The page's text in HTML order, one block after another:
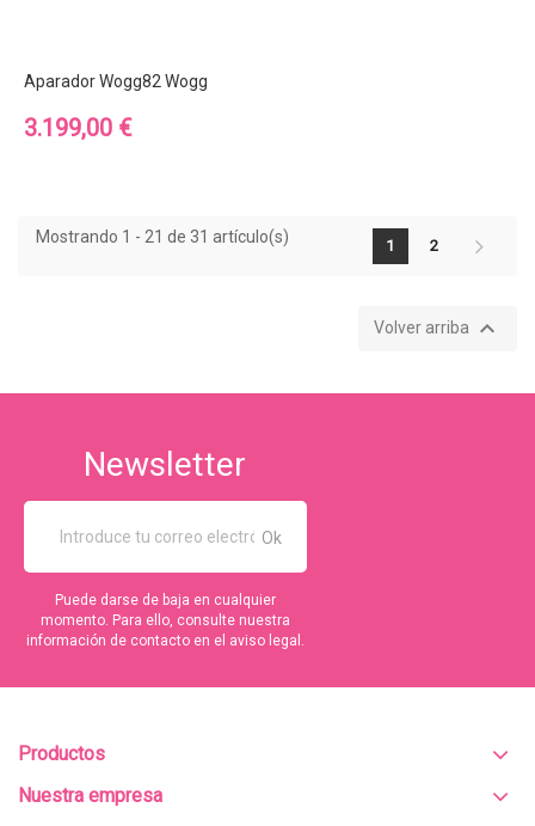
Aparador Wogg82 Wogg
Precio
3.199,00 €
Mostrando 1 - 21 de 31 artículo(s) 1 2
Volver arriba 
Newsletter
Puede darse de baja en cualquier
momento. Para ello, consulte nuestra
información de contacto en el aviso legal.
Productos
Nuestra empresa